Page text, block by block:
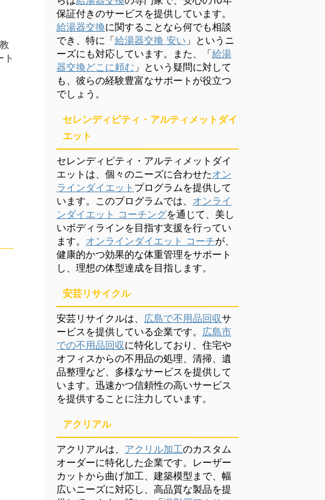
保証付きのサービスを提供しています。
給湯器交換に関することなら何でも相談
でき、特に「給湯器交換 安い 」というニ
ーズにも対応しています。また、「給湯
器交換どこに頼む 」という疑問に対して
も、彼らの経験豊富なサポートが役立つ
でしょう。
セレンディピティ・アルティメットダイ
エット
セレンディピティ・アルティメットダイ
エットは、個々のニーズに合わせたオン
ラインダイエット プログラムを提供して
います。このプログラムでは、 オンライ
ンダイエット コーチングを通じて、美し
いボディラインを目指す支援を行ってい
ます。 オンラインダイエット コーチが、
健康的かつ効果的な体重管理をサポート
し、理想の体型達成を目指します。
安芸リサイクル
安芸リサイクルは、 広島で不用品回収サ
ービスを提供している企業です。 広島市
での不用品回収に特化しており、住宅や
オフィスからの不用品の処理、清掃、遺
品整理など、多様なサービスを提供して
います。迅速かつ信頼性の高いサービス
を提供することに注力しています。
アクリアル
アクリアルは、 アクリル加工のカスタム
オーダーに特化した企業です。レーザー
カットから曲げ加工、建築模型まで、幅
広いニーズに対応し、高品質な製品を提